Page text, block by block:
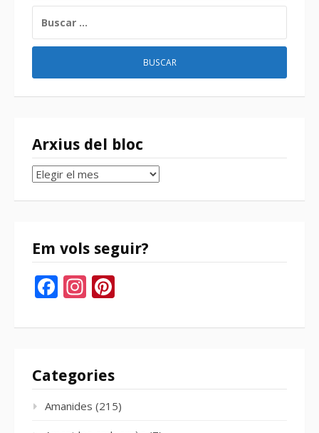
Arxius del bloc
Arxius
bloc
Em vols seguir?
Facebook
Instagram
Categories
Amanides (215)